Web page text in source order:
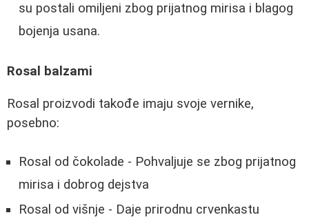
su postali omiljeni zbog prijatnog mirisa i blagog
bojenja usana.
Rosal balzami
Rosal proizvodi takođe imaju svoje vernike,
posebno:
Rosal od čokolade - Pohvaljuje se zbog prijatnog
mirisa i dobrog dejstva
Rosal od višnje - Daje prirodnu crvenkastu